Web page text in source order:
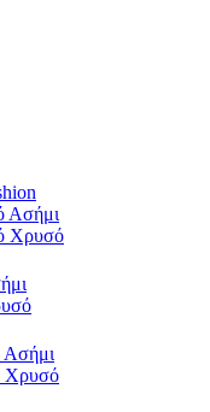
Ασήμι
Χρυσό
Ασήμι
Χρυσό